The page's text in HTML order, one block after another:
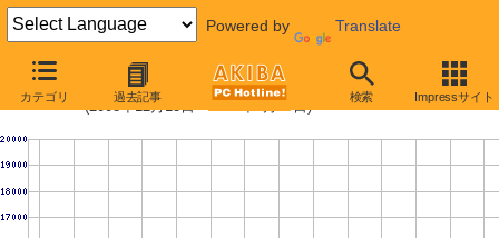
Powered by Translate
カテゴリ 過去記事 検索 Impressサイト
PC2-6400 4GBの価格推移
(2008年12月13日〜2010年2月27日)